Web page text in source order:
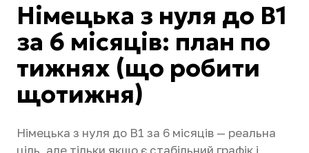
Німецька з нуля до B1
за 6 місяців: план по
тижнях (що робити
щотижня)
Німецька з нуля до B1 за 6 місяців — реальна
ціль, але тільки якщо є стабільний графік і